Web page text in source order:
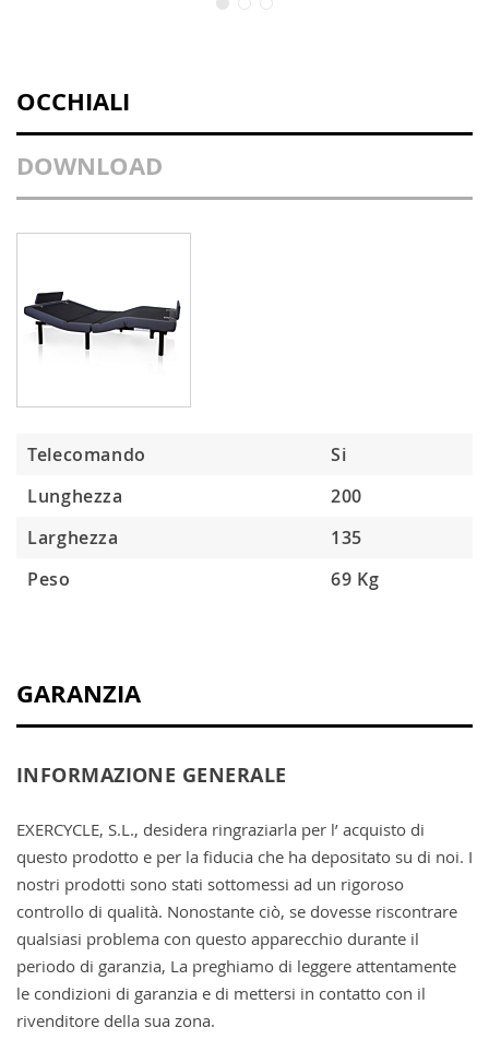
OCCHIALI
DOWNLOAD
Telecomando
Si
Lunghezza
200
Larghezza
135
Peso
69 Kg
GARANZIA
INFORMAZIONE GENERALE
EXERCYCLE, S.L., desidera ringraziarla per l’ acquisto di
questo prodotto e per la fiducia che ha depositato su di noi. I
nostri prodotti sono stati sottomessi ad un rigoroso
controllo di qualità. Nonostante ciò, se dovesse riscontrare
qualsiasi problema con questo apparecchio durante il
periodo di garanzia, La preghiamo di leggere attentamente
le condizioni di garanzia e di mettersi in contatto con il
rivenditore della sua zona.